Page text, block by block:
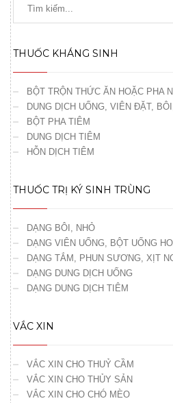
THUỐC KHÁNG SINH
BỘT TRỘN THỨC ĂN HOẶC PHA
DUNG DỊCH UỐNG, VIÊN ĐẶT,
BỘT PHA TIÊM
DUNG DỊCH TIÊM
HỖN DỊCH TIÊM
THUỐC TRỊ KÝ SINH TRÙNG
DẠNG BÔI, NHỎ
DẠNG VIÊN UỐNG, BỘT UỐNG
DẠNG TẮM, PHUN SƯƠNG, XỊT
DẠNG DUNG DỊCH UỐNG
DẠNG DUNG DỊCH TIÊM
VẮC XIN
VẮC XIN CHO THUỶ CẦM
VẮC XIN CHO THỦY SẢN
VẮC XIN CHO CHÓ MÈO